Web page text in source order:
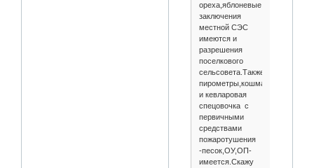
заключения
местной СЭС
имеются и
разрешения
поселкового
сельсовета.Также
пирометры,кошма
и кевларовая
спецовочка с
первичными
средствами
пожаротушения
-песок,ОУ,ОП-
имеется.Скажу